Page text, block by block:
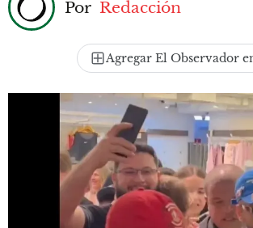
Por Redacción
Agregar El Observador